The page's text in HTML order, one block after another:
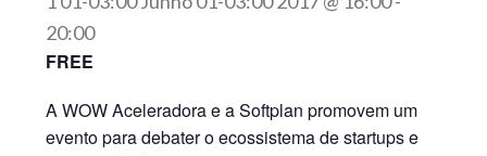
20:00
FREE
A WOW Aceleradora e a Softplan promovem um
evento para debater o ecossistema de startups e